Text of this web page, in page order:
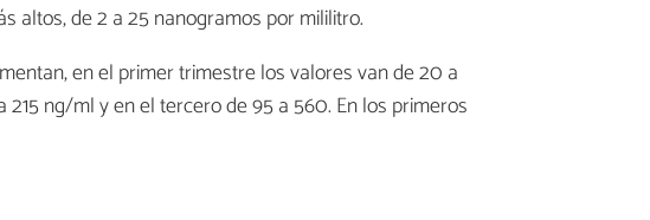
altos, de 2 a 25 nanogramos por mililitro.
en el primer trimestre los valores van de 20 a
ng/ml y en el tercero de 95 a 560. En los primeros